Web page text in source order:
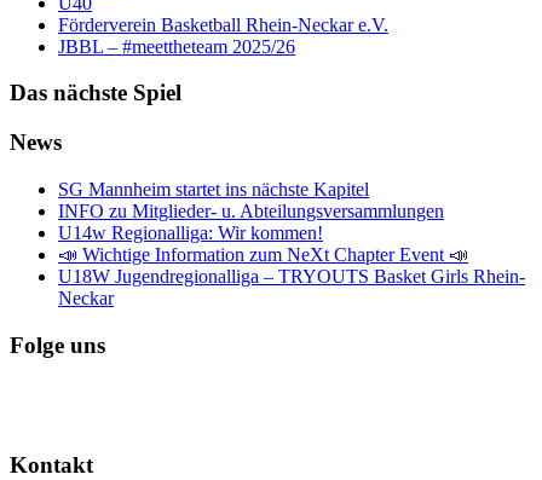
Förderverein Basketball Rhein-Neckar e.V.
JBBL – #meettheteam 2025/26
Das nächste Spiel
News
SG Mannheim startet ins nächste Kapitel
INFO zu Mitglieder- u. Abteilungsversammlungen
U14w Regionalliga: Wir kommen!
📣 Wichtige Information zum NeXt Chapter Event 📣
U18W Jugendregionalliga – TRYOUTS Basket Girls Rhein-
Neckar
Folge uns
Kontakt